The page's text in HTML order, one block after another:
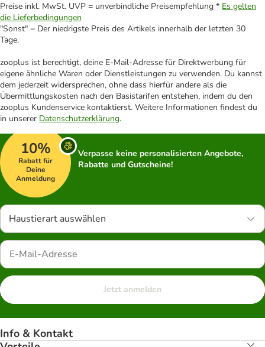
Preise inkl. MwSt. UVP = unverbindliche Preisempfehlung * Es gelten
die Lieferbedingungen
"Sonst" = Der niedrigste Preis des Artikels innerhalb der letzten 30
Tage.
zooplus ist berechtigt, deine E-Mail-Adresse für Direktwerbung für
eigene ähnliche Waren oder Dienstleistungen zu verwenden. Du kannst
dem jederzeit widersprechen, ohne dass hierfür andere als die
Übermittlungskosten nach den Basistarifen entstehen, indem du den
zooplus Kundenservice kontaktierst. Weitere Informationen findest du
in unserer Datenschutzerklärung.
10%
Rabatt für
Deine
Anmeldung
Verpasse keine personalisierten Angebote,
Rabatte und Gutscheine!
Haustierart auswählen
Jetzt anmelden
Info & Kontakt